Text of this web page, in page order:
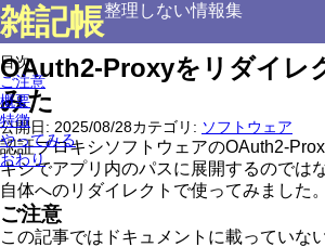
雑記帳整理しない情報集
目次
ご注意
概要
特徴
やってみる
おわり
OAuth2-Proxyをリダイレ
みた
公開日: 2025/08/28カテゴリ: ソフトウェア
認証プロキシソフトウェアのOAuth2-
キシでアプリ内のパスに展開するのでは
自体へのリダイレクトで使ってみました。
ご注意
この記事ではドキュメントに載っていな